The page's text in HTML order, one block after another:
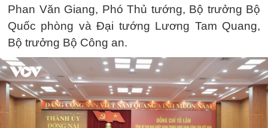
Phan Văn Giang, Phó Thủ tướng, Bộ trưởng Bộ
Quốc phòng và Đại tướng Lương Tam Quang,
Bộ trưởng Bộ Công an.